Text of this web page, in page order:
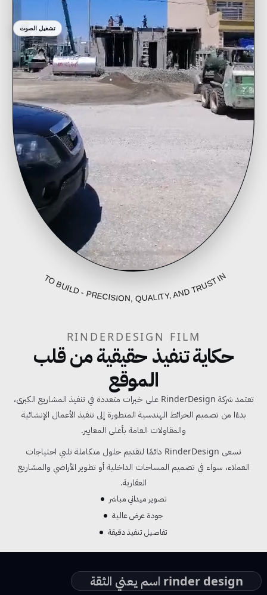
RINDERDESIGN FILM
حكاية تنفيذ حقيقية من قلب
الموقع
تعتمد شركة RinderDesign على خبرات متعددة في تنفيذ المشاريع الكبرى،
بدءًا من تصميم الخرائط الهندسية المتطورة إلى تنفيذ الأعمال الإنشائية
والمقاولات العامة بأعلى المعايير.
تسعى RinderDesign دائمًا لتقديم حلول متكاملة تلبي احتياجات
العملاء، سواء في تصميم المساحات الداخلية أو تطوير الأراضي والمشاريع
العقارية.
تصوير ميداني مباشر
جودة عرض عالية
تفاصيل تنفيذ دقيقة
تشغيل الصوت
FROM BLUEPRINT TO BUILD - PRECISION, QUALITY, AND TRUST IN EVERY PROJECT
rinder design اسم يعني الثقة